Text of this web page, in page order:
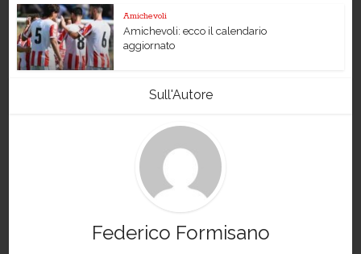
Amichevoli
Amichevoli: ecco il calendario
aggiornato
Sull'Autore
Federico Formisano